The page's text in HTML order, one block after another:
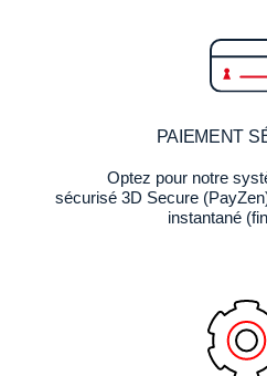
PAIEMENT
Optez pour notre
sécurisé 3D Secure
instantané